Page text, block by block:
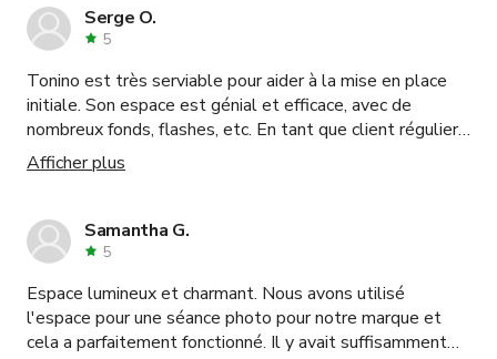
définitivement cet endroit !
Serge O.
5
Tonino est très serviable pour aider à la mise en place
initiale. Son espace est génial et efficace, avec de
nombreux fonds, flashes, etc. En tant que client régulier,
j'apprécie toujours ce studio.
Afficher plus
Samantha G.
5
Espace lumineux et charmant. Nous avons utilisé
l'espace pour une séance photo pour notre marque et
cela a parfaitement fonctionné. Il y avait suffisamment